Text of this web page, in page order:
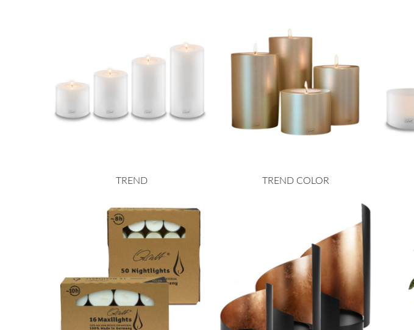
TREND TREND COLOR